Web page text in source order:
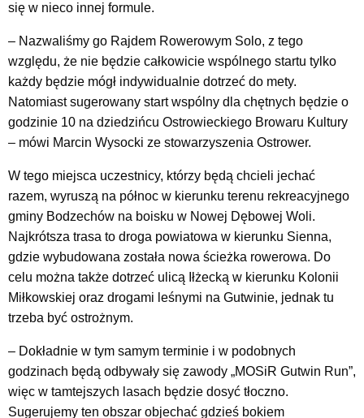
się w nieco innej formule.
– Nazwaliśmy go Rajdem Rowerowym Solo, z tego
względu, że nie będzie całkowicie wspólnego startu tylko
każdy będzie mógł indywidualnie dotrzeć do mety.
Natomiast sugerowany start wspólny dla chętnych będzie o
godzinie 10 na dziedzińcu Ostrowieckiego Browaru Kultury
– mówi Marcin Wysocki ze stowarzyszenia Ostrower.
W tego miejsca uczestnicy, którzy będą chcieli jechać
razem, wyruszą na północ w kierunku terenu rekreacyjnego
gminy Bodzechów na boisku w Nowej Dębowej Woli.
Najkrótsza trasa to droga powiatowa w kierunku Sienna,
gdzie wybudowana została nowa ścieżka rowerowa. Do
celu można także dotrzeć ulicą Iłżecką w kierunku Kolonii
Miłkowskiej oraz drogami leśnymi na Gutwinie, jednak tu
trzeba być ostrożnym.
– Dokładnie w tym samym terminie i w podobnych
godzinach będą odbywały się zawody „MOSiR Gutwin Run”,
więc w tamtejszych lasach będzie dosyć tłoczno.
Sugerujemy ten obszar objechać gdzieś bokiem